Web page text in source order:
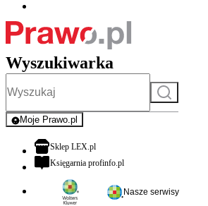
Wyszukiwarka
Szukaj
Moje Prawo.pl
- rejestracja i logowanie do serwisu
Sklep LEX.plotwiera się w nowej karcie
Księgarnia profinfo.plotwiera się w nowej karcie
Nasze serwisy